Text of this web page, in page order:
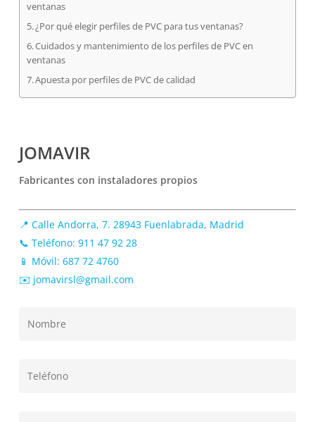
ventanas
¿Por qué elegir perfiles de PVC para tus ventanas?
Cuidados y mantenimiento de los perfiles de PVC en
ventanas
Apuesta por perfiles de PVC de calidad
JOMAVIR
Fabricantes con instaladores propios
📍 Calle Andorra, 7. 28943 Fuenlabrada, Madrid
📞 Teléfono: 911 47 92 28
📱 Móvil: 687 72 4760
✉️ jomavirsl@gmail.com